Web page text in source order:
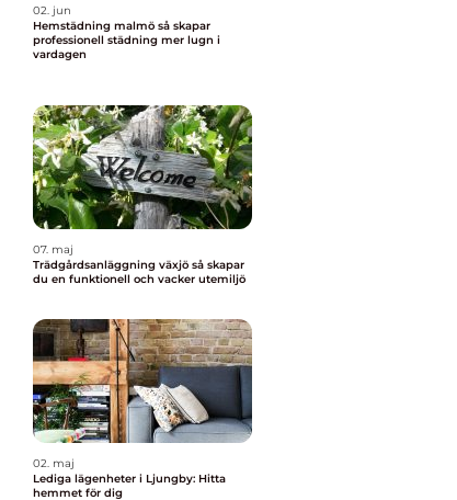
02. jun
Hemstädning malmö så skapar
professionell städning mer lugn i
vardagen
07. maj
Trädgårdsanläggning växjö så skapar
du en funktionell och vacker utemiljö
02. maj
Lediga lägenheter i Ljungby: Hitta
hemmet för dig